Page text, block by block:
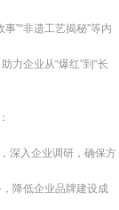
”“非遗工艺揭秘”等内
力企业从“爆红”到“长
深入企业调研，确保方
降低企业品牌建设成